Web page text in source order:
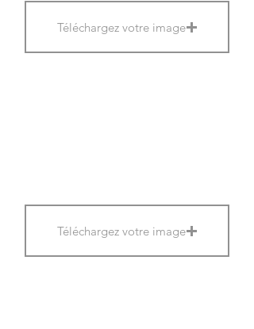
Téléchargez votre image
Téléchargez votre image